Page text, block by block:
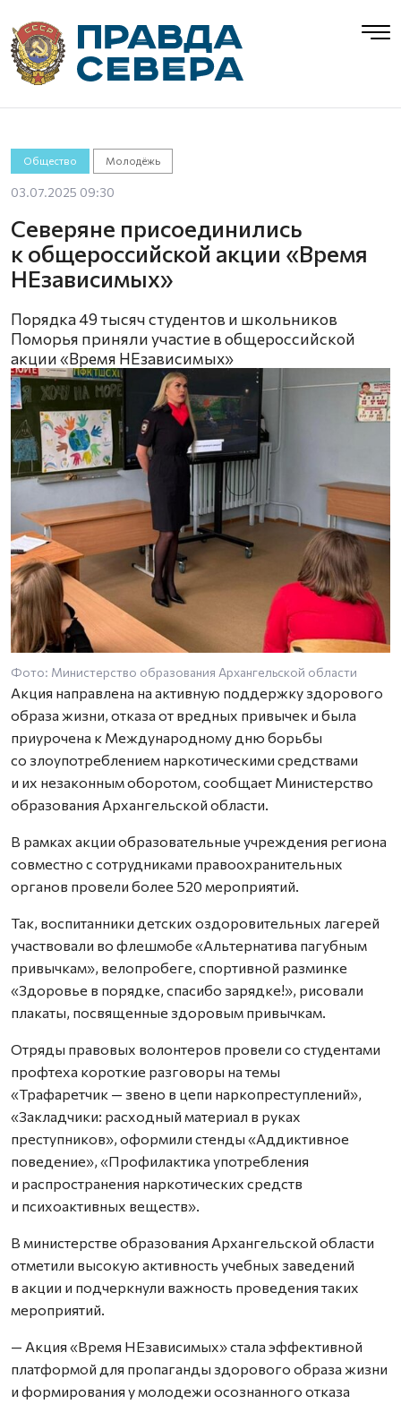
Общество Молодёжь
03.07.2025 09:30
Северяне присоединились
к общероссийской акции «Время
НЕзависимых»
Порядка 49 тысяч студентов и школьников
Поморья приняли участие в общероссийской
акции «Время НЕзависимых»
Фото: Министерство образования Архангельской области
Акция направлена на активную поддержку здорового
образа жизни, отказа от вредных привычек и была
приурочена к Международному дню борьбы
со злоупотреблением наркотическими средствами
и их незаконным оборотом, сообщает Министерство
образования Архангельской области.
В рамках акции образовательные учреждения региона
совместно с сотрудниками правоохранительных
органов провели более 520 мероприятий.
Так, воспитанники детских оздоровительных лагерей
участвовали во флешмобе «Альтернатива пагубным
привычкам», велопробеге, спортивной разминке
«Здоровье в порядке, спасибо зарядке!», рисовали
плакаты, посвященные здоровым привычкам.
Отряды правовых волонтеров провели со студентами
профтеха короткие разговоры на темы
«Трафаретчик — звено в цепи наркопреступлений»,
«Закладчики: расходный материал в руках
преступников», оформили стенды «Аддиктивное
поведение», «Профилактика употребления
и распространения наркотических средств
и психоактивных веществ».
В министерстве образования Архангельской области
отметили высокую активность учебных заведений
в акции и подчеркнули важность проведения таких
мероприятий.
— Акция «Время НЕзависимых» стала эффективной
платформой для пропаганды здорового образа жизни
и формирования у молодежи осознанного отказа